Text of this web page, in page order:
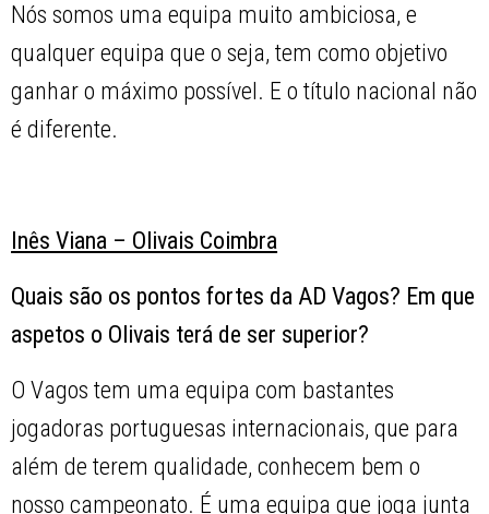
Nós somos uma equipa muito ambiciosa, e
qualquer equipa que o seja, tem como objetivo
ganhar o máximo possível. E o título nacional não
é diferente.
Inês Viana – Olivais Coimbra
Quais são os pontos fortes da AD Vagos? Em que
aspetos o Olivais terá de ser superior?
O Vagos tem uma equipa com bastantes
jogadoras portuguesas internacionais, que para
além de terem qualidade, conhecem bem o
nosso campeonato. É uma equipa que joga junta